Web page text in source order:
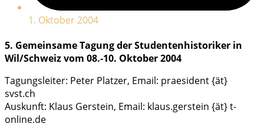
1. Oktober 2004
5. Gemeinsame Tagung der Studentenhistoriker in
Wil/Schweiz vom 08.-10. Oktober 2004
Tagungsleiter: Peter Platzer, Email: praesident {ät}
svst.ch
Auskunft: Klaus Gerstein, Email: klaus.gerstein {ät} t-
online.de